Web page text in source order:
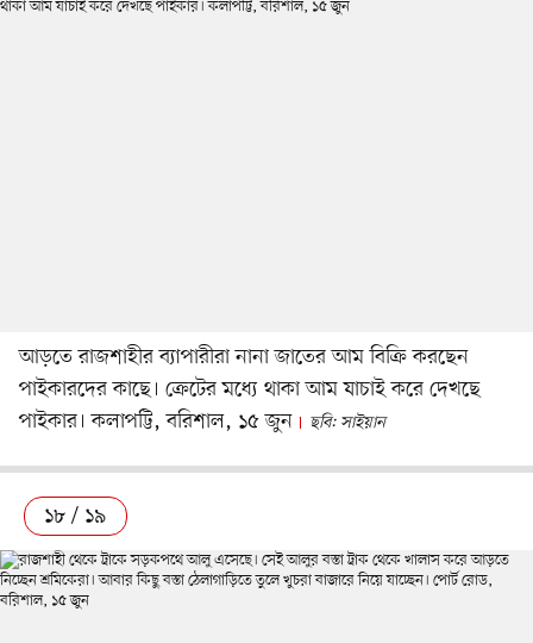
আড়তে রাজশাহীর ব্যাপারীরা নানা জাতের আম বিক্রি করছেন
পাইকারদের কাছে। ক্রেটের মধ্যে থাকা আম যাচাই করে দেখছে
পাইকার। কলাপট্টি, বরিশাল, ১৫ জুন
ছবি: সাইয়ান
১৮ / ১৯